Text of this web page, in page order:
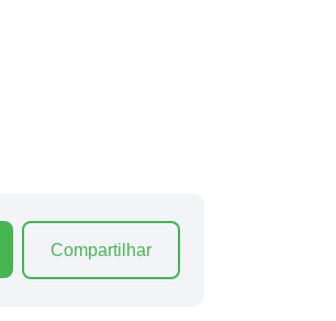
Compartilhar